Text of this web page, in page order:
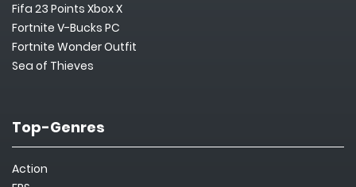
Fifa 23 Points Xbox X
Fortnite V-Bucks PC
Fortnite Wonder Outfit
Sea of Thieves
Top-Genres
Action